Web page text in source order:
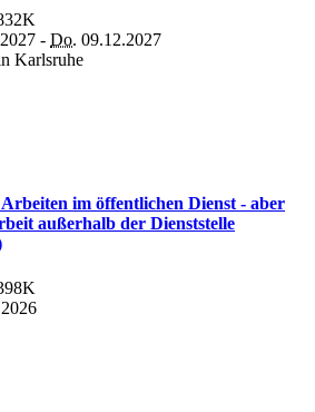
- Do. 09.12.2027
Karlsruhe
im öffentlichen Dienst - aber
außerhalb der Dienststelle